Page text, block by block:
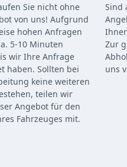
Sie nicht ohne
von uns! Aufgrund
hohen Anfragen
5-10 Minuten
wir Ihre Anfrage
haben. Sollten bei
keine weiteren
teilen wir
Angebot für den
Fahrzeuges mit.
Sind
Zur
uns